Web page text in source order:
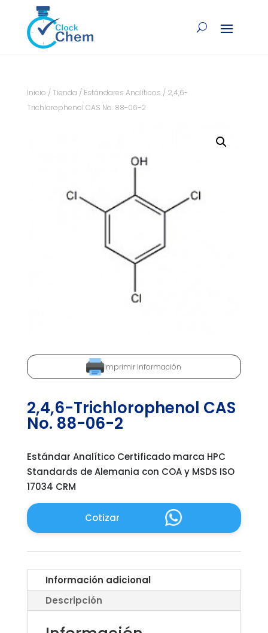
Inicio / Tienda / Estándares Analíticos / 2,4,6-
Trichlorophenol CAS No. 88-06-2
Imprimir información
2,4,6-Trichlorophenol CAS
No. 88-06-2
Estándar Analítico Certificado marca HPC
Standards de Alemania con COA y MSDS ISO
17034 CRM
Cotizar
Información adicional
Descripción